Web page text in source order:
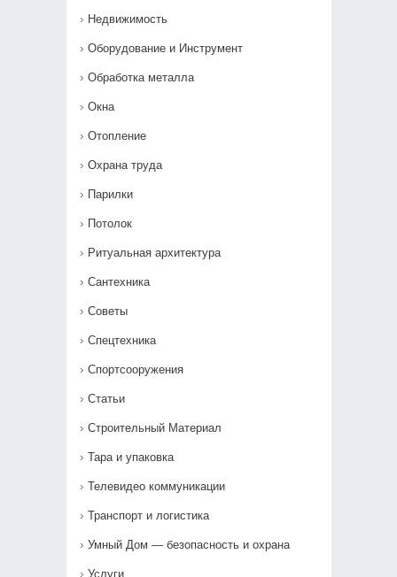
Недвижимость
Оборудование и Инструмент
Обработка металла
Окна
Отопление
Охрана труда
Парилки
Потолок
Ритуальная архитектура
Сантехника
Советы
Спецтехника
Спортсооружения
Статьи
Строительный Материал
Тара и упаковка
Телевидео коммуникации
Транспорт и логистика
Умный Дом — безопасность и охрана
Услуги